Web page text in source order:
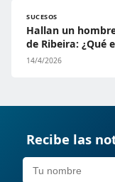
SUCESOS
Hallan un
de Ribeira: ¿Qué
14/4/2026
Recibe las